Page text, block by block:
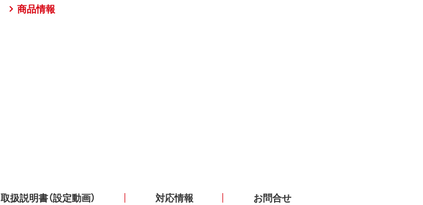
商品情報
取扱説明書（設定動画） 対応情報 お問合せ